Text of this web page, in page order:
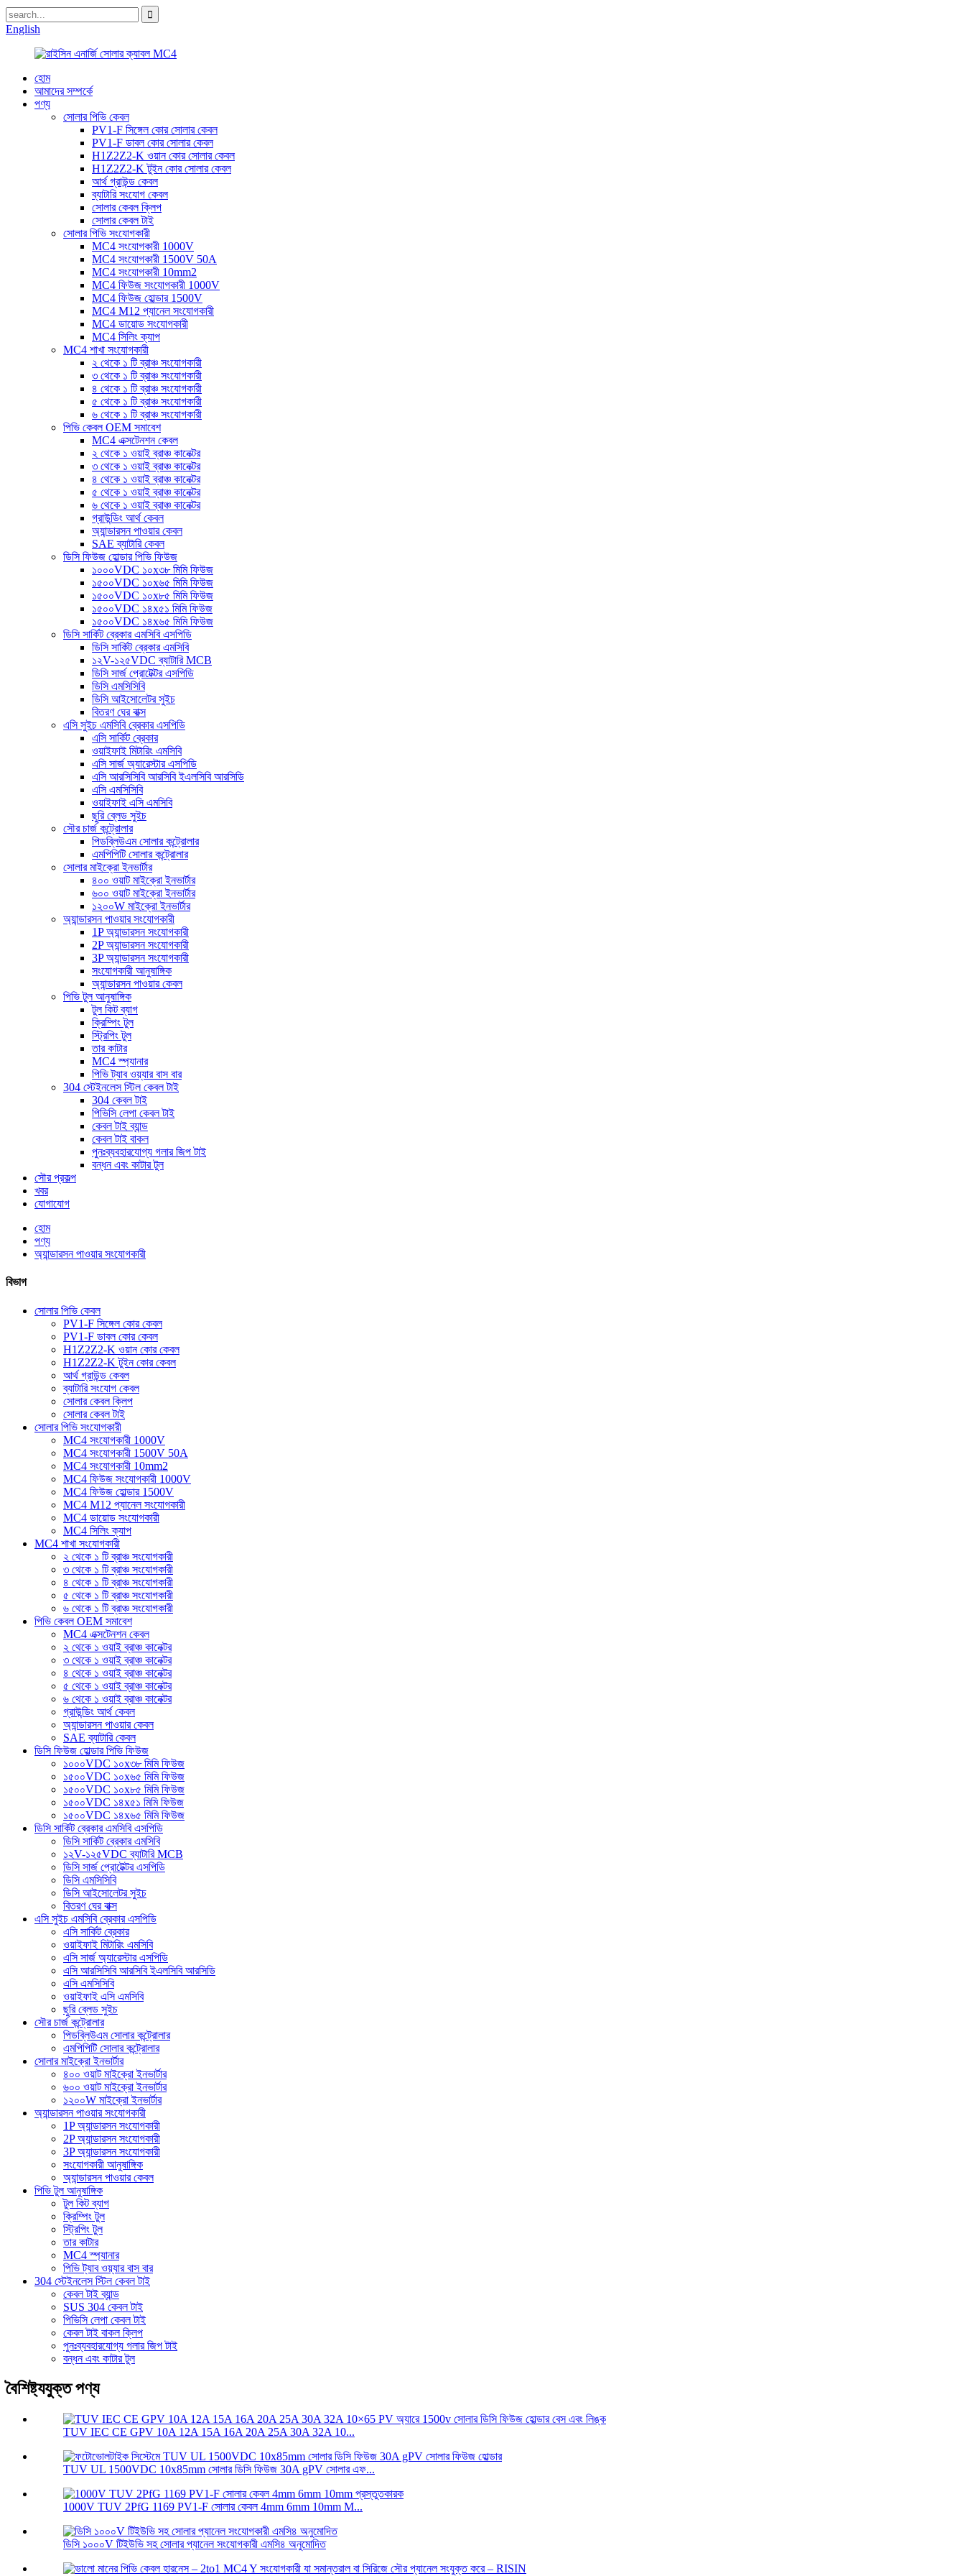
English
হোম
আমাদের সম্পর্কে
পণ্য
সোলার পিভি কেবল
PV1-F সিঙ্গেল কোর সোলার কেবল
PV1-F ডাবল কোর সোলার কেবল
H1Z2Z2-K ওয়ান কোর সোলার কেবল
H1Z2Z2-K টুইন কোর সোলার কেবল
আর্থ গ্রাউন্ড কেবল
ব্যাটারি সংযোগ কেবল
সোলার কেবল ক্লিপ
সোলার কেবল টাই
সোলার পিভি সংযোগকারী
MC4 সংযোগকারী 1000V
MC4 সংযোগকারী 1500V 50A
MC4 সংযোগকারী 10mm2
MC4 ফিউজ সংযোগকারী 1000V
MC4 ফিউজ হোল্ডার 1500V
MC4 M12 প্যানেল সংযোগকারী
MC4 ডায়োড সংযোগকারী
MC4 সিলিং ক্যাপ
MC4 শাখা সংযোগকারী
২ থেকে ১ টি ব্রাঞ্চ সংযোগকারী
৩ থেকে ১ টি ব্রাঞ্চ সংযোগকারী
৪ থেকে ১ টি ব্রাঞ্চ সংযোগকারী
৫ থেকে ১ টি ব্রাঞ্চ সংযোগকারী
৬ থেকে ১ টি ব্রাঞ্চ সংযোগকারী
পিভি কেবল OEM সমাবেশ
MC4 এক্সটেনশন কেবল
২ থেকে ১ ওয়াই ব্রাঞ্চ কানেক্টর
৩ থেকে ১ ওয়াই ব্রাঞ্চ কানেক্টর
৪ থেকে ১ ওয়াই ব্রাঞ্চ কানেক্টর
৫ থেকে ১ ওয়াই ব্রাঞ্চ কানেক্টর
৬ থেকে ১ ওয়াই ব্রাঞ্চ কানেক্টর
গ্রাউন্ডিং আর্থ কেবল
অ্যান্ডারসন পাওয়ার কেবল
SAE ব্যাটারি কেবল
ডিসি ফিউজ হোল্ডার পিভি ফিউজ
১০০০VDC ১০x৩৮ মিমি ফিউজ
১৫০০VDC ১০x৬৫ মিমি ফিউজ
১৫০০VDC ১০x৮৫ মিমি ফিউজ
১৫০০VDC ১৪x৫১ মিমি ফিউজ
১৫০০VDC ১৪x৬৫ মিমি ফিউজ
ডিসি সার্কিট ব্রেকার এমসিবি এসপিডি
ডিসি সার্কিট ব্রেকার এমসিবি
১২V-১২৫VDC ব্যাটারি MCB
ডিসি সার্জ প্রোটেক্টর এসপিডি
ডিসি এমসিসিবি
ডিসি আইসোলেটর সুইচ
বিতরণ ঘের বাক্স
এসি সুইচ এমসিবি ব্রেকার এসপিডি
এসি সার্কিট ব্রেকার
ওয়াইফাই মিটারিং এমসিবি
এসি সার্জ অ্যারেস্টার এসপিডি
এসি আরসিসিবি আরসিবি ইএলসিবি আরসিডি
এসি এমসিসিবি
ওয়াইফাই এসি এমসিবি
ছুরি ব্লেড সুইচ
সৌর চার্জ কন্ট্রোলার
পিডব্লিউএম সোলার কন্ট্রোলার
এমপিপিটি সোলার কন্ট্রোলার
সোলার মাইক্রো ইনভার্টার
৪০০ ওয়াট মাইক্রো ইনভার্টার
৬০০ ওয়াট মাইক্রো ইনভার্টার
১২০০W মাইক্রো ইনভার্টার
অ্যান্ডারসন পাওয়ার সংযোগকারী
1P অ্যান্ডারসন সংযোগকারী
2P অ্যান্ডারসন সংযোগকারী
3P অ্যান্ডারসন সংযোগকারী
সংযোগকারী আনুষাঙ্গিক
অ্যান্ডারসন পাওয়ার কেবল
পিভি টুল আনুষাঙ্গিক
টুল কিট ব্যাগ
ক্রিম্পিং টুল
স্ট্রিপিং টুল
তার কাটার
MC4 স্প্যানার
পিভি ট্যাব ওয়্যার বাস বার
304 স্টেইনলেস স্টিল কেবল টাই
304 কেবল টাই
পিভিসি লেপা কেবল টাই
কেবল টাই ব্যান্ড
কেবল টাই বাকল
পুনঃব্যবহারযোগ্য গলার জিপ টাই
বন্ধন এবং কাটার টুল
সৌর প্রকল্প
খবর
যোগাযোগ
হোম
পণ্য
অ্যান্ডারসন পাওয়ার সংযোগকারী
বিভাগ
সোলার পিভি কেবল
PV1-F সিঙ্গেল কোর কেবল
PV1-F ডাবল কোর কেবল
H1Z2Z2-K ওয়ান কোর কেবল
H1Z2Z2-K টুইন কোর কেবল
আর্থ গ্রাউন্ড কেবল
ব্যাটারি সংযোগ কেবল
সোলার কেবল ক্লিপ
সোলার কেবল টাই
সোলার পিভি সংযোগকারী
MC4 সংযোগকারী 1000V
MC4 সংযোগকারী 1500V 50A
MC4 সংযোগকারী 10mm2
MC4 ফিউজ সংযোগকারী 1000V
MC4 ফিউজ হোল্ডার 1500V
MC4 M12 প্যানেল সংযোগকারী
MC4 ডায়োড সংযোগকারী
MC4 সিলিং ক্যাপ
MC4 শাখা সংযোগকারী
২ থেকে ১ টি ব্রাঞ্চ সংযোগকারী
৩ থেকে ১ টি ব্রাঞ্চ সংযোগকারী
৪ থেকে ১ টি ব্রাঞ্চ সংযোগকারী
৫ থেকে ১ টি ব্রাঞ্চ সংযোগকারী
৬ থেকে ১ টি ব্রাঞ্চ সংযোগকারী
পিভি কেবল OEM সমাবেশ
MC4 এক্সটেনশন কেবল
২ থেকে ১ ওয়াই ব্রাঞ্চ কানেক্টর
৩ থেকে ১ ওয়াই ব্রাঞ্চ কানেক্টর
৪ থেকে ১ ওয়াই ব্রাঞ্চ কানেক্টর
৫ থেকে ১ ওয়াই ব্রাঞ্চ কানেক্টর
৬ থেকে ১ ওয়াই ব্রাঞ্চ কানেক্টর
গ্রাউন্ডিং আর্থ কেবল
অ্যান্ডারসন পাওয়ার কেবল
SAE ব্যাটারি কেবল
ডিসি ফিউজ হোল্ডার পিভি ফিউজ
১০০০VDC ১০x৩৮ মিমি ফিউজ
১৫০০VDC ১০x৬৫ মিমি ফিউজ
১৫০০VDC ১০x৮৫ মিমি ফিউজ
১৫০০VDC ১৪x৫১ মিমি ফিউজ
১৫০০VDC ১৪x৬৫ মিমি ফিউজ
ডিসি সার্কিট ব্রেকার এমসিবি এসপিডি
ডিসি সার্কিট ব্রেকার এমসিবি
১২V-১২৫VDC ব্যাটারি MCB
ডিসি সার্জ প্রোটেক্টর এসপিডি
ডিসি এমসিসিবি
ডিসি আইসোলেটর সুইচ
বিতরণ ঘের বাক্স
এসি সুইচ এমসিবি ব্রেকার এসপিডি
এসি সার্কিট ব্রেকার
ওয়াইফাই মিটারিং এমসিবি
এসি সার্জ অ্যারেস্টার এসপিডি
এসি আরসিসিবি আরসিবি ইএলসিবি আরসিডি
এসি এমসিসিবি
ওয়াইফাই এসি এমসিবি
ছুরি ব্লেড সুইচ
সৌর চার্জ কন্ট্রোলার
পিডব্লিউএম সোলার কন্ট্রোলার
এমপিপিটি সোলার কন্ট্রোলার
সোলার মাইক্রো ইনভার্টার
৪০০ ওয়াট মাইক্রো ইনভার্টার
৬০০ ওয়াট মাইক্রো ইনভার্টার
১২০০W মাইক্রো ইনভার্টার
অ্যান্ডারসন পাওয়ার সংযোগকারী
1P অ্যান্ডারসন সংযোগকারী
2P অ্যান্ডারসন সংযোগকারী
3P অ্যান্ডারসন সংযোগকারী
সংযোগকারী আনুষাঙ্গিক
অ্যান্ডারসন পাওয়ার কেবল
পিভি টুল আনুষাঙ্গিক
টুল কিট ব্যাগ
ক্রিম্পিং টুল
স্ট্রিপিং টুল
তার কাটার
MC4 স্প্যানার
পিভি ট্যাব ওয়্যার বাস বার
304 স্টেইনলেস স্টিল কেবল টাই
কেবল টাই ব্যান্ড
SUS 304 কেবল টাই
পিভিসি লেপা কেবল টাই
কেবল টাই বাকল ক্লিপ
পুনঃব্যবহারযোগ্য গলার জিপ টাই
বন্ধন এবং কাটার টুল
বৈশিষ্ট্যযুক্ত পণ্য
TUV IEC CE GPV 10A 12A 15A 16A 20A 25A 30A 32A 10...
TUV UL 1500VDC 10x85mm সোলার ডিসি ফিউজ 30A gPV সোলার এফ...
1000V TUV 2PfG 1169 PV1-F সোলার কেবল 4mm 6mm 10mm M...
ডিসি ১০০০V টিইউভি সহ সোলার প্যানেল সংযোগকারী এমসি৪ অনুমোদিত